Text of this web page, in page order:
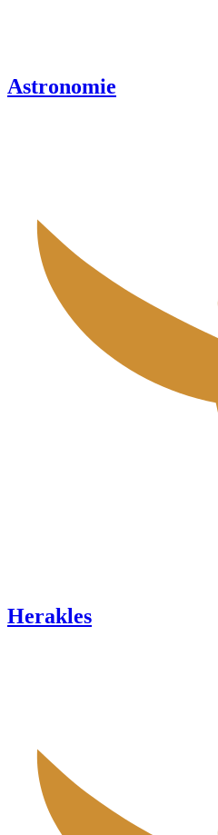
Astronomie
Herakles